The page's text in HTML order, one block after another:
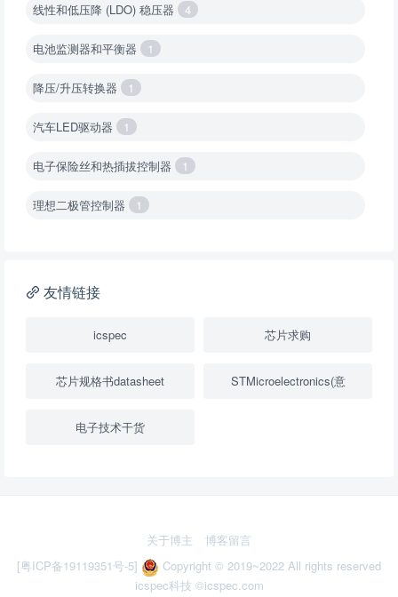
线性和低压降 (LDO) 稳压器 4
电池监测器和平衡器 1
降压/升压转换器 1
汽车LED驱动器 1
电子保险丝和热插拔控制器 1
理想二极管控制器 1
降压转换器（继承开关）
USB隔离器 1
2
友情链接
icspec 芯片求购
芯片规格书datasheet STMicroelectronics(意
电子技术干货
关于博主
博客留言
[粤ICP备19119351号-5]
Copyright © 2019~2022 All rights reserved
icspec科技 ©icspec.com